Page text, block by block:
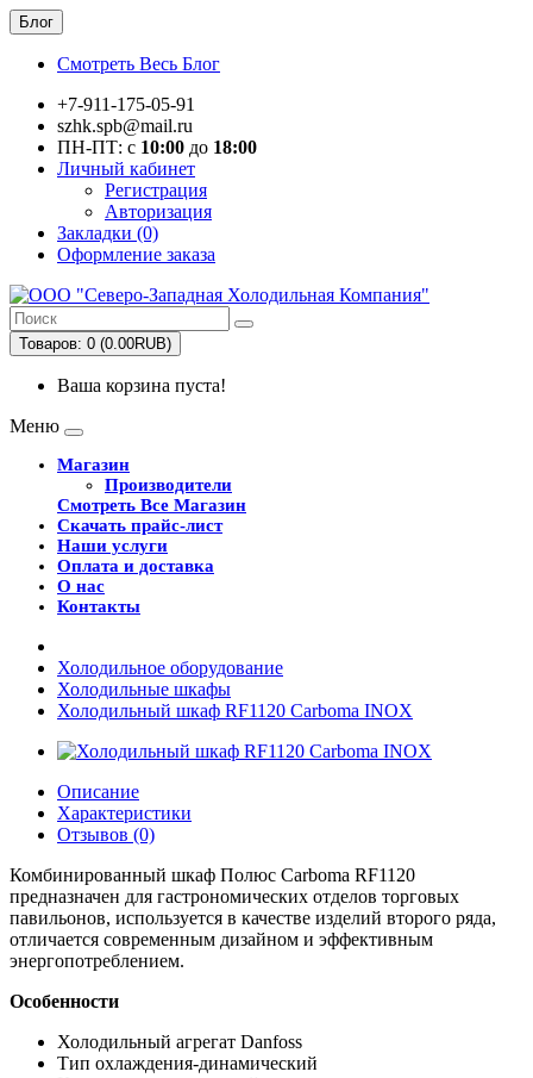
Блог
Смотреть Весь Блог
+7-911-175-05-91
szhk.spb@mail.ru
ПН-ПТ: с 10:00 до 18:00
Личный кабинет
Регистрация
Авторизация
Закладки (0)
Оформление заказа
Товаров: 0 (0.00RUB)
Ваша корзина пуста!
Меню
Магазин
Производители
Смотреть Все Магазин
Скачать прайс-лист
Наши услуги
Оплата и доставка
О нас
Контакты
Холодильное оборудование
Холодильные шкафы
Холодильный шкаф RF1120 Сarboma INOX
Описание
Характеристики
Отзывов (0)
Комбинированный шкаф Полюс Carboma RF1120
предназначен для гастрономических отделов торговых
павильонов, используется в качестве изделий второго ряда,
отличается современным дизайном и эффективным
энергопотреблением.
Особенности
Холодильный агрегат Danfoss
Тип охлаждения-динамический